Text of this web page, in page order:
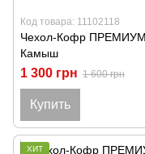
Код товара: 11102118
Чехол-Кофр ПРЕМИУМ
Камыш
1 300 грн 1 600 грн
Купить
ХИТ